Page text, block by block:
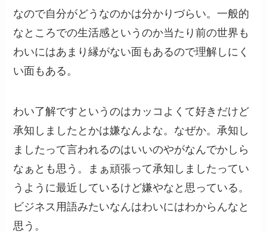
なので自分がどうなのかは分かりづらい。一般的
なところでの生活感というのか当たり前の世界も
わいにはあまり縁がない面もあるので理解しにく
い面もある。
わい了解ですというのはカッコよくて好きだけど
承知しましたとかは嫌なんよな。なぜか。承知し
ましたって言われるのはいいのやがなんでかしら
なぁとも思う。まぁ頑張って承知しましたってい
うように最近しているけど嫌やなと思っている。
ビジネス用語みたいなんはわいにはわからんなと
思う。